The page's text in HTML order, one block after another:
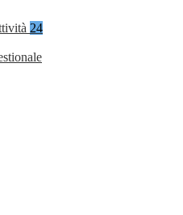
24